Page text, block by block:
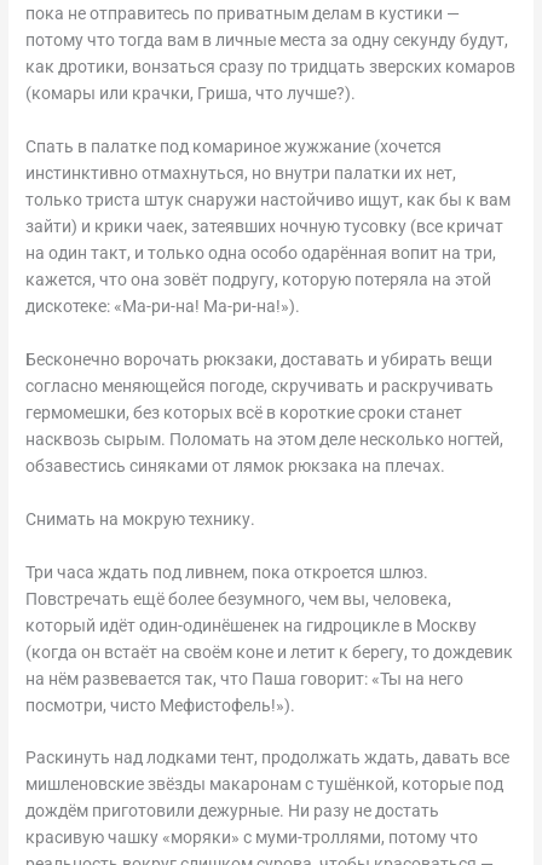
пока не отправитесь по приватным делам в кустики —
потому что тогда вам в личные места за одну секунду будут,
как дротики, вонзаться сразу по тридцать зверских комаров
(комары или крачки, Гриша, что лучше?).
Спать в палатке под комариное жужжание (хочется
инстинктивно отмахнуться, но внутри палатки их нет,
только триста штук снаружи настойчиво ищут, как бы к вам
зайти) и крики чаек, затеявших ночную тусовку (все кричат
на один такт, и только одна особо одарённая вопит на три,
кажется, что она зовёт подругу, которую потеряла на этой
дискотеке: «Ма-ри-на! Ма-ри-на!»).
Бесконечно ворочать рюкзаки, доставать и убирать вещи
согласно меняющейся погоде, скручивать и раскручивать
гермомешки, без которых всё в короткие сроки станет
насквозь сырым. Поломать на этом деле несколько ногтей,
обзавестись синяками от лямок рюкзака на плечах.
Снимать на мокрую технику.
Три часа ждать под ливнем, пока откроется шлюз.
Повстречать ещё более безумного, чем вы, человека,
который идёт один-одинёшенек на гидроцикле в Москву
(когда он встаёт на своём коне и летит к берегу, то дождевик
на нём развевается так, что Паша говорит: «Ты на него
посмотри, чисто Мефистофель!»).
Раскинуть над лодками тент, продолжать ждать, давать все
мишленовские звёзды макаронам с тушёнкой, которые под
дождём приготовили дежурные. Ни разу не достать
красивую чашку «моряки» с муми-троллями, потому что